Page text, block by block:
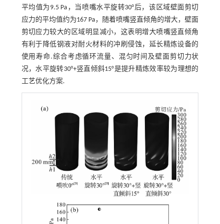
平均值为9.5 Pa，当喷嘴水平旋转30°后，该区域壁面剪切
应力的平均值约为167 Pa，随着喷嘴竖直倾角的增大，壁面
剪切应力较大的区域明显减小，这表明增大喷嘴竖直倾角
有利于降低钢液对耐火材料的冲刷侵蚀，延长精炼设备的
使用寿命.综合考虑循环流量、混匀时间及壁面剪切力状
况，水平旋转30°+竖直倾斜15°是提升精炼效率较为理想的
工艺优化方案.